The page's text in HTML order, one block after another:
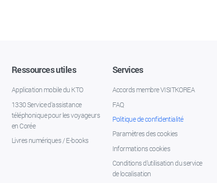
Ressources utiles
Application mobile du KTO
1330 Service d'assistance
téléphonique pour les voyageurs
en Corée
Livres numériques / E-books
Services
Accords membre VISITKOREA
FAQ
Politique de confidentialité
Paramètres des cookies
Informations cookies
Conditions d’utilisation du service
de localisation